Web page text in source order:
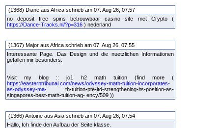
(1368) Diane aus Africa schrieb am 07. Aug 26, 07:57
no deposit free spins betrouwbaar casino site met Crypto (
https://Dance-Tracks.nl/?p=316 ) nederland
(1367) Major aus Africa schrieb am 07. Aug 26, 07:55
Interessante Page. Das Design und die nuetzlichen Informationen
gefallen mir besonders.
Visit my blog :: jc1 h2 math tuition (find more (
https://easterntribunal.com/news/odyssey-math-tuition-incorporates-
as-odyssey-ma- th-tuition-pte-ltd-strengthening-its-position-as-
singapores-best-math-tuition-ag- ency/509 ))
(1366) Antoine aus Asia schrieb am 07. Aug 26, 07:54
Hallo, Ich finde den Aufbau der Seite klasse.